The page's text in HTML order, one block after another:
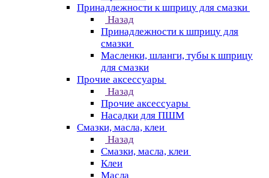
Принадлежности к шприцу для смазки
Назад
Принадлежности к шприцу для
смазки
Масленки, шланги, тубы к шприцу
для смазки
Прочие аксессуары
Назад
Прочие аксессуары
Насадки для ПШМ
Смазки, масла, клеи
Назад
Смазки, масла, клеи
Клеи
Масла